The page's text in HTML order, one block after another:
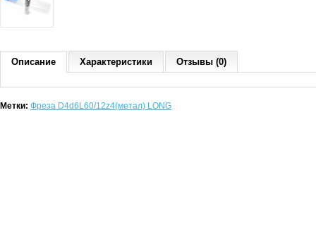
Описание Характеристики Отзывы (0)
Метки: Фреза D4d6L60/12z4(метал) LONG